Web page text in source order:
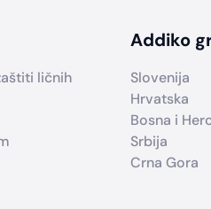
ličnih
Addiko
Slovenija
Hrvatska
Bosna i
Srbija
Crna Gora